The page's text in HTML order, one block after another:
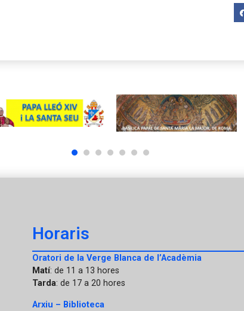
Horaris
Oratori de la Verge Blanca de l’Acadèmia
Matí: de 11 a 13 hores
Tarda: de 17 a 20 hores
Arxiu – Biblioteca